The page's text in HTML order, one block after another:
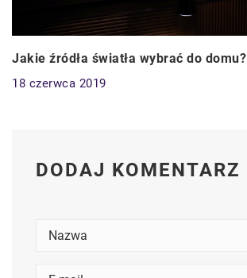
Jakie źródła światła wybrać do domu?
18 czerwca 2019
DODAJ KOMENTARZ